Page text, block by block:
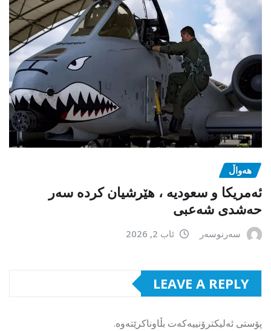
هەواڵ
ئەمریکا و سعودیە ، هێرشیان کردە سەر
حەشدی شەعبی
سەرنوسەر ئاب 2, 2026
LEAVE A REPLY
پۆستی ئەلیکترۆنییەکەت بڵاوناکرێتەوە.